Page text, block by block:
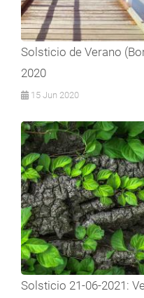
Solsticio de Verano
2020
15 Jun 2020
Solsticio 21-06-2021: